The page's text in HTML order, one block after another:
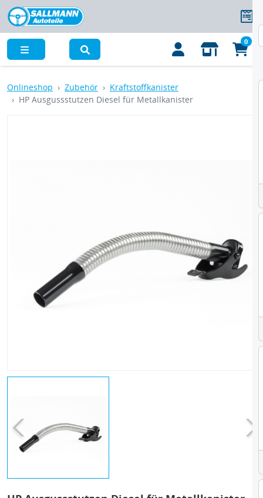
0
Onlineshop Zubehör
Kraftstoffkanister
HP Ausgussstutzen Diesel für Metallkanister